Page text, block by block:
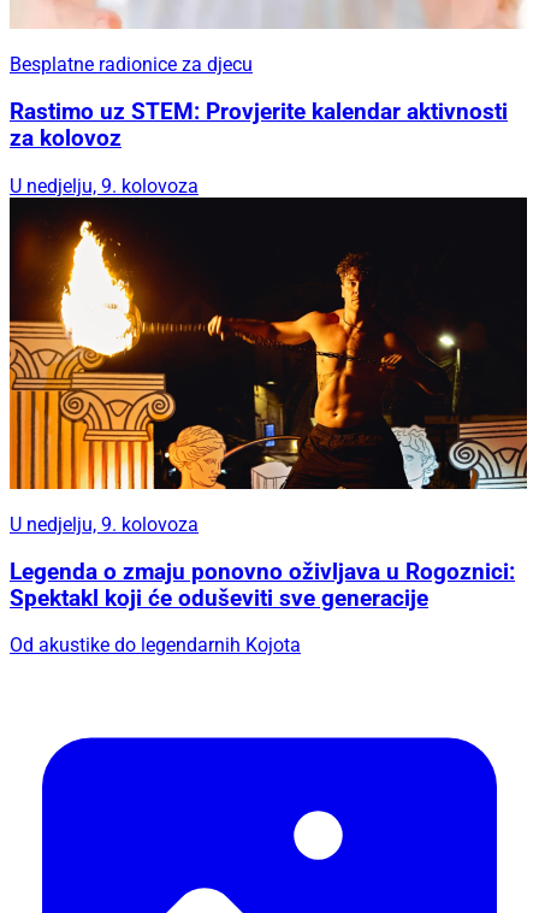
Besplatne radionice za djecu
Rastimo uz STEM: Provjerite kalendar aktivnosti
za kolovoz
U nedjelju, 9. kolovoza
U nedjelju, 9. kolovoza
Legenda o zmaju ponovno oživljava u Rogoznici:
Spektakl koji će oduševiti sve generacije
Od akustike do legendarnih Kojota